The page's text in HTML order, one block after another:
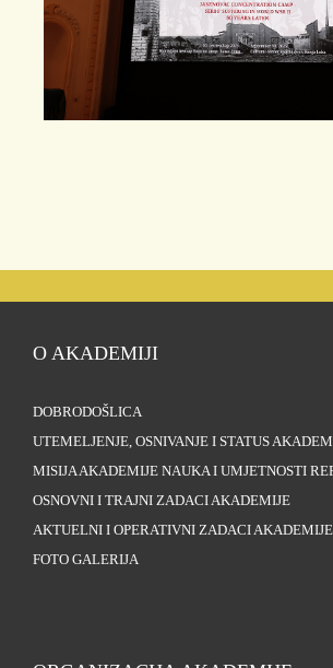
O AKADEMIJI
DOBRODOŠLICA
UTEMELJENJE, OSNIVANJE I STATUS
MISIJA AKADEMIJE NAUKA I UMJETNOSTI
OSNOVNI I TRAJNI ZADACI AKADEMIJE
AKTUELNI I OPERATIVNI ZADACI AKADEMIJE
FOTO GALERIJA